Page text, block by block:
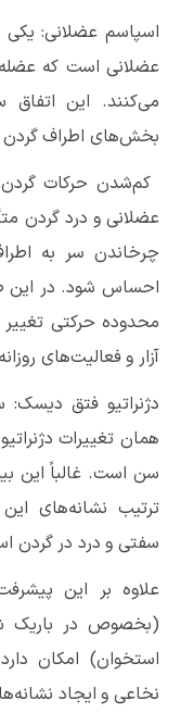
اسپاسم عضلانی: یکی
عضلانی است که
می‌کنند. این
بخش‌های اطراف
کم‌شدن حرکات
عضلانی و درد گردن
چرخاندن سر به
احساس شود. در این
محدوده حرکتی
آزار و فعالیت‌های
دژنراتیو فتق
همان تغییرات
سن است. غالباً این
ترتیب نشانه‌های
سفتی و درد در گردن
علاوه بر این
(بخصوص در باریک
استخوان) امکان
نخاعی و ایجاد